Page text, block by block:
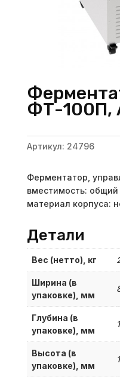
ФТ-100П,
Артикул: 24796
Ферментатор,
вместимость:
материал корпуса:
Детали
Вес (нетто), кг
Ширина (в
упаковке), мм
Глубина (в
упаковке), мм
Высота (в
упаковке), мм